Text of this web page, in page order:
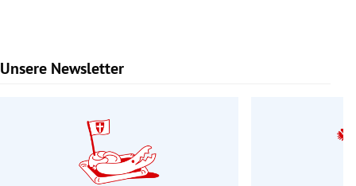
Unsere Newsletter
Slide 1 von 9